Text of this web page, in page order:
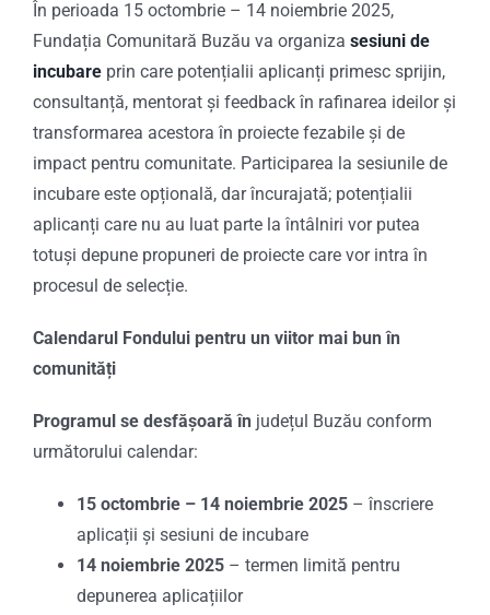
În perioada 15 octombrie – 14 noiembrie 2025,
Fundația Comunitară Buzău va organiza sesiuni de
incubare prin care potențialii aplicanți primesc sprijin,
consultanță, mentorat și feedback în rafinarea ideilor și
transformarea acestora în proiecte fezabile și de
impact pentru comunitate. Participarea la sesiunile de
incubare este opțională, dar încurajată; potențialii
aplicanți care nu au luat parte la întâlniri vor putea
totuși depune propuneri de proiecte care vor intra în
procesul de selecție.
Calendarul Fondului pentru un viitor mai bun în
comunități
Programul se desfășoară în județul Buzău conform
următorului calendar:
15 octombrie – 14 noiembrie 2025 – înscriere
aplicații și sesiuni de incubare
14 noiembrie 2025 – termen limită pentru
depunerea aplicațiilor